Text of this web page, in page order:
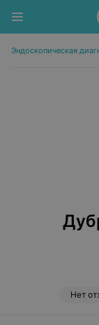
Эндоскопическая
Нет